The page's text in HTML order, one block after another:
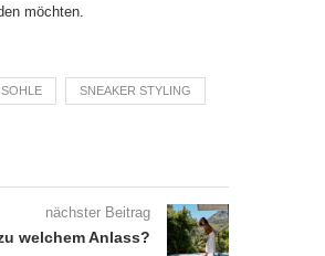
möchten.
SNEAKER STYLING
nächster Beitrag
welchem Anlass?